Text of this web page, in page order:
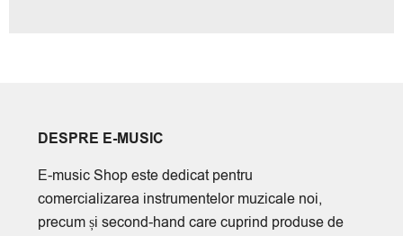
DESPRE E-MUSIC
E-music Shop este dedicat pentru
comercializarea instrumentelor muzicale noi,
precum și second-hand care cuprind produse de